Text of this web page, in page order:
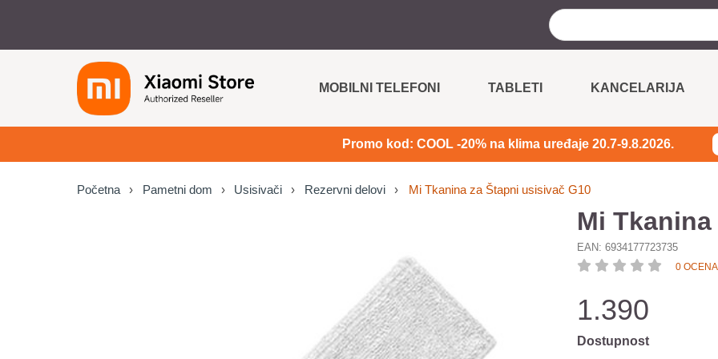
MOBILNI TELEFONI TABLETI KANCELARIJA
Promo kod: COOL -20% na klima uređaje 20.7-9.8.2026.
Početna Pametni dom Usisivači Rezervni delovi Mi Tkanina za Štapni usisivač G10
Mi
EAN: 6934177723735
0 OCENA
1.390
Dostupnost